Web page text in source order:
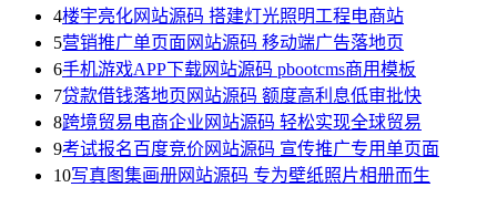
4楼宇亮化网站源码 搭建灯光照明工程电商站
5营销推广单页面网站源码 移动端广告落地页
6手机游戏APP下载网站源码 pbootcms商用模板
7贷款借钱落地页网站源码 额度高利息低审批快
8跨境贸易电商企业网站源码 轻松实现全球贸易
9考试报名百度竞价网站源码 宣传推广专用单页面
10写真图集画册网站源码 专为壁纸照片相册而生